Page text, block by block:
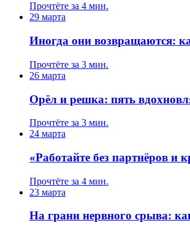
Прочтёте за 4 мин.
29 марта
Иногда они возвращаются:
Прочтёте за 3 мин.
26 марта
Орёл и решка: пять
Прочтёте за 3 мин.
24 марта
«Работайте без партнёров и
Прочтёте за 4 мин.
23 марта
На грани нервного срыва: